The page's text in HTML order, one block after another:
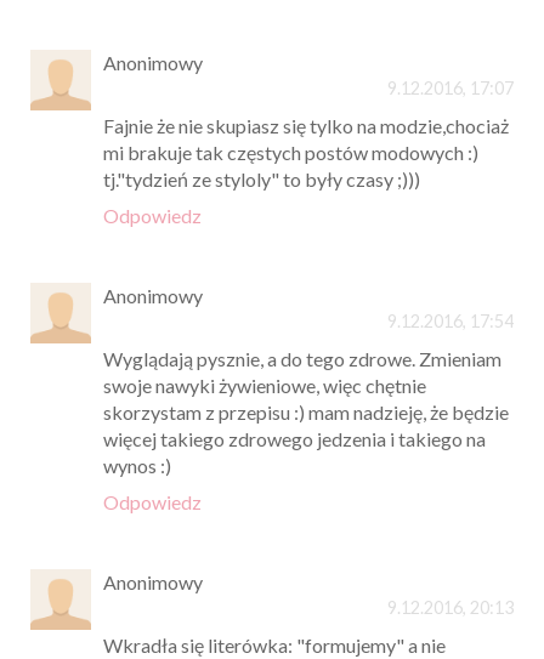
Anonimowy
9.12.2016, 17:07
Fajnie że nie skupiasz się tylko na modzie,chociaż
mi brakuje tak częstych postów modowych :)
tj."tydzień ze styloly" to były czasy ;)))
Odpowiedz
Anonimowy
9.12.2016, 17:54
Wyglądają pysznie, a do tego zdrowe. Zmieniam
swoje nawyki żywieniowe, więc chętnie
skorzystam z przepisu :) mam nadzieję, że będzie
więcej takiego zdrowego jedzenia i takiego na
wynos :)
Odpowiedz
Anonimowy
9.12.2016, 20:13
Wkradła się literówka: "formujemy" a nie